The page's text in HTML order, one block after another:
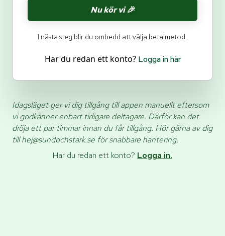
I nästa steg blir du ombedd att välja betalmetod.
Har du redan ett konto? Logga in här
Idagsläget ger vi dig tillgång till appen manuellt eftersom
vi godkänner enbart tidigare deltagare. Därför kan det
dröja ett par timmar innan du får tillgång. Hör gärna av dig
till hej@sundochstark.se för snabbare hantering.
Har du redan ett konto? Logga in.